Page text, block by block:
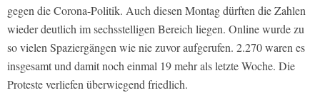
gegen die Corona-Politik. Auch diesen Montag dürften die Zahlen
wieder deutlich im sechsstelligen Bereich liegen. Online wurde zu
so vielen Spaziergängen wie nie zuvor aufgerufen. 2.270 waren es
insgesamt und damit noch einmal 19 mehr als letzte Woche. Die
Proteste verliefen überwiegend friedlich.